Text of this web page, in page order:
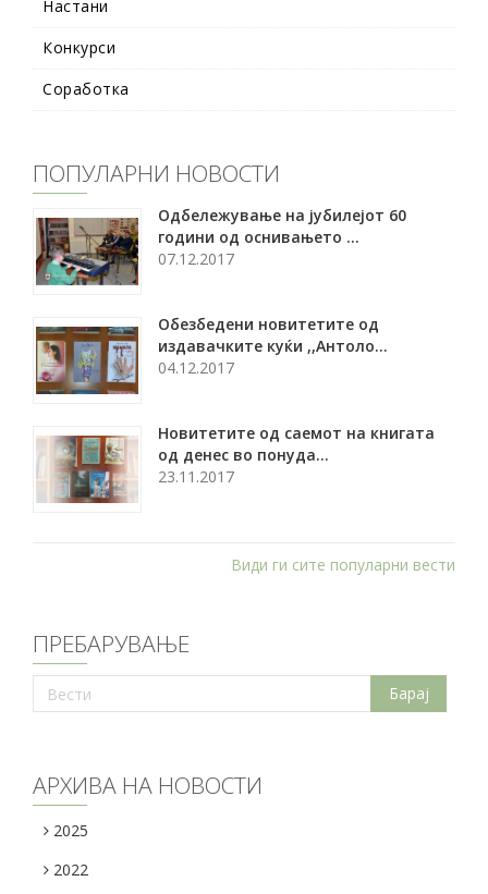
Настани
Конкурси
Соработка
ПОПУЛАРНИ НОВОСТИ
Oдбележување на јубилејот 60
години од оснивањето ...
07.12.2017
Обезбедени новитетите од
издавачките куќи ,,Антоло...
04.12.2017
Новитетите од саемот на книгата
од денес во понуда...
23.11.2017
Види ги сите популарни вести
ПРЕБАРУВАЊЕ
АРХИВА НА НОВОСТИ
2025
2022